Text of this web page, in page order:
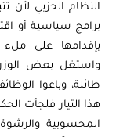
النظام الحزبي لأن
برامج سياسية أو
بإقدامها على ملء
واستغل بعض الوزراء
طائلة، وباعوا
هذا التيار فلجأت
المحسوبية